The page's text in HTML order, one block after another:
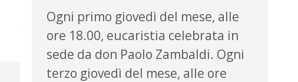
Ogni primo giovedì del mese, alle
ore 18.00, eucaristia celebrata in
sede da don Paolo Zambaldi. Ogni
terzo giovedì del mese, alle ore